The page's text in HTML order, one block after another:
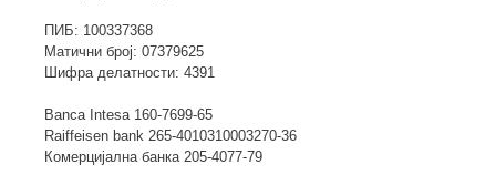
ПИБ: 100337368
Матични број: 07379625
Шифра делатности: 4391
Banca Intesa 160-7699-65
Raiffeisen bank 265-4010310003270-36
Комерцијална банка 205-4077-79